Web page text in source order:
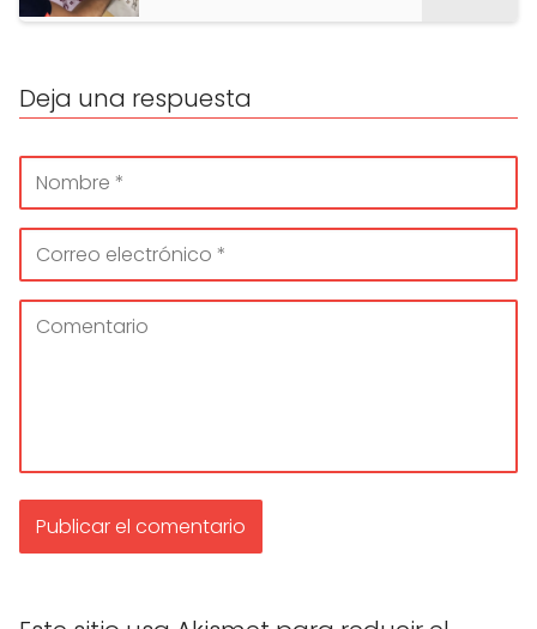
Deja una respuesta